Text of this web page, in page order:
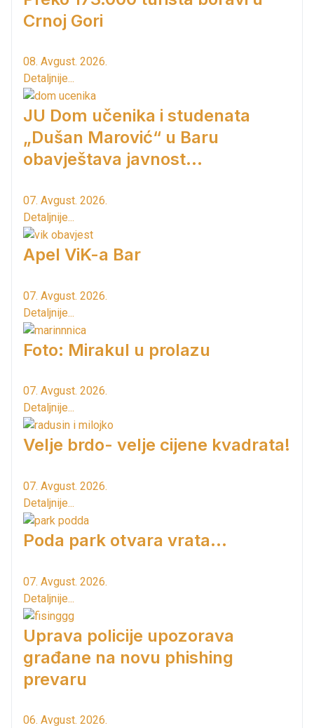
Crnoj Gori
08. Avgust. 2026.
Detaljnije...
JU Dom učenika i studenata
„Dušan Marović“ u Baru
obavještava javnost...
07. Avgust. 2026.
Detaljnije...
Apel ViK-a Bar
07. Avgust. 2026.
Detaljnije...
Foto: Mirakul u prolazu
07. Avgust. 2026.
Detaljnije...
Velje brdo- velje cijene kvadrata!
07. Avgust. 2026.
Detaljnije...
Poda park otvara vrata...
07. Avgust. 2026.
Detaljnije...
Uprava policije upozorava
građane na novu phishing
prevaru
06. Avgust. 2026.